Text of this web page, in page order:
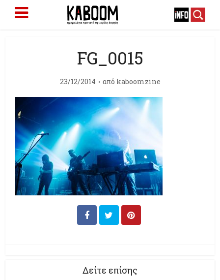
FG_0015
23/12/2014 από kaboomzine
Δείτε επίσης